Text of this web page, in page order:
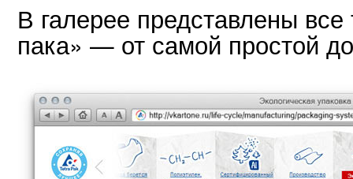
В галерее представлены
пака» — от самой простой